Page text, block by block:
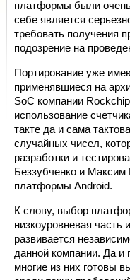
платформы были очень
себе является
требовать получения
подозрение на
Портирование уже
применявшиеся на
SoC компании
использование
такте да и сама
случайных чисел,
разработки и
Беззубченко и Максим
платформы Android.
К слову, выбор
низкоуровневая
развивается
данной компании. Да и
многие из них готовы